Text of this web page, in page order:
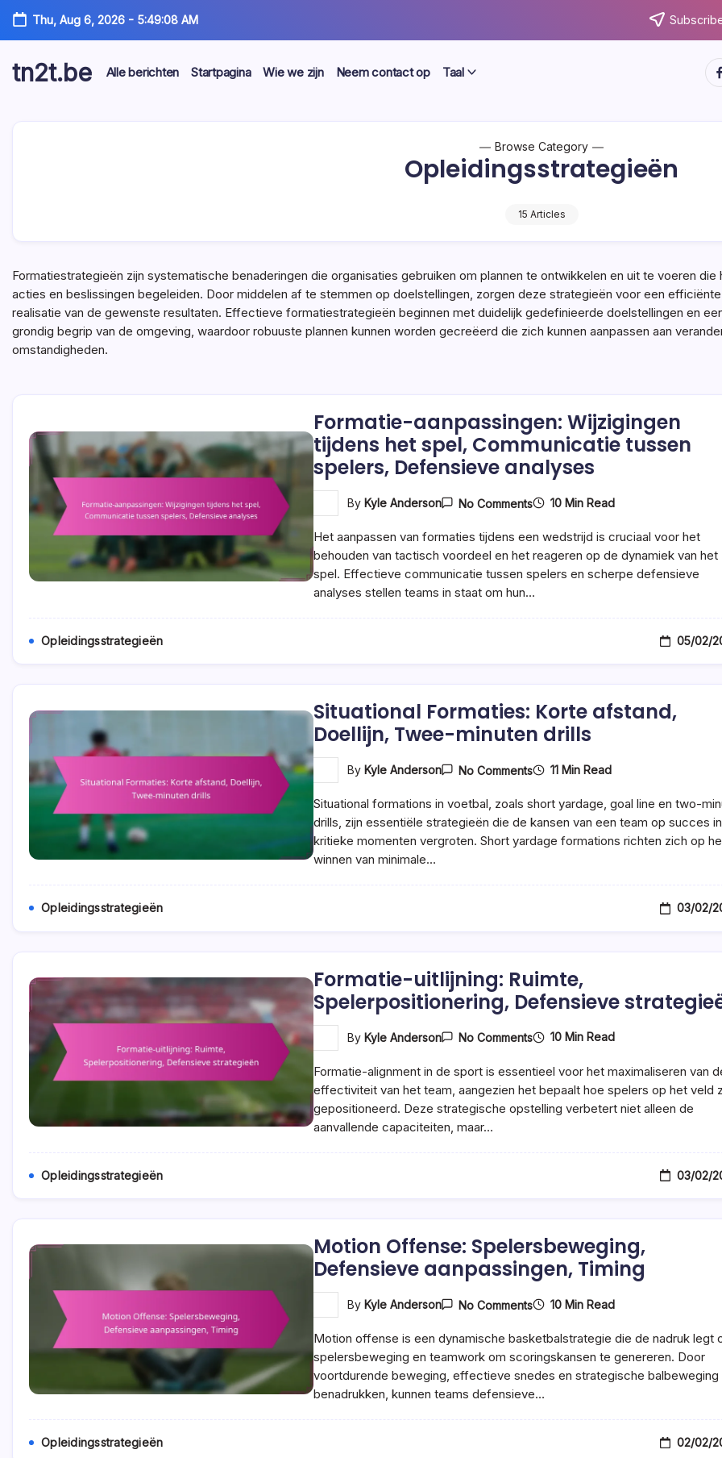
Skip
content
Thu, Aug 6, 2026- 5:49:09 AM
tn2t.be Alle berichten Startpagina Wie we zijn Neem contact op Taal
Browse Category
Opleidingsstrategieën
15 Articles
Formatiestrategieën zijn systematische benaderingen die organisaties gebruiken om plannen te ontwikkelen en uit te voeren die
acties en beslissingen begeleiden. Door middelen af te stemmen op doelstellingen, zorgen deze strategieën voor een efficiënte
realisatie van de gewenste resultaten. Effectieve formatiestrategieën beginnen met duidelijk gedefinieerde doelstellingen en
grondig begrip van de omgeving, waardoor robuuste plannen kunnen worden gecreëerd die zich kunnen aanpassen aan
omstandigheden.
Formatie-aanpassingen: Wijzigingen
tijdens het spel, Communicatie tussen
spelers, Defensieve analyses
By Kyle Anderson No CommentsOn
Wijzigingen
Tijdens
Het
Spel,
Communicatie
10 Min Read
Het aanpassen van formaties tijdens een wedstrijd is cruciaal voor het
behouden van tactisch voordeel en het reageren op de dynamiek van het
spel. Effectieve communicatie tussen spelers en scherpe defensieve
analyses stellen teams in staat om hun…
Opleidingsstrategieën 05/02/
Situational Formaties: Korte afstand,
Doellijn, Twee-minuten drills
By Kyle Anderson No CommentsOn
Korte
Afstand,
Doellijn,
Twee-
11 Min Read
Situational formations in voetbal, zoals short yardage, goal line en two-
drills, zijn essentiële strategieën die de kansen van een team op succes in
kritieke momenten vergroten. Short yardage formations richten zich op
winnen van minimale…
Opleidingsstrategieën 03/02/
Formatie-uitlijning: Ruimte,
Spelerpositionering, Defensieve
By Kyle Anderson No CommentsOn
Ruimte,
Spelerpositionering,
Defensieve
Strategieën
10 Min Read
Formatie-alignment in de sport is essentieel voor het maximaliseren van
effectiviteit van het team, aangezien het bepaalt hoe spelers op het veld
gepositioneerd. Deze strategische opstelling verbetert niet alleen de
aanvallende capaciteiten, maar…
Opleidingsstrategieën 03/02/
Motion Offense: Spelersbeweging,
Defensieve aanpassingen, Timing
By Kyle Anderson No CommentsOn
Spelersbeweging,
Defensieve
Aanpassingen,
Timing
10 Min Read
Motion offense is een dynamische basketbalstrategie die de nadruk legt
spelersbeweging en teamwork om scoringskansen te genereren. Door
voortdurende beweging, effectieve snedes en strategische balbeweging
benadrukken, kunnen teams defensieve…
Opleidingsstrategieën 02/02/